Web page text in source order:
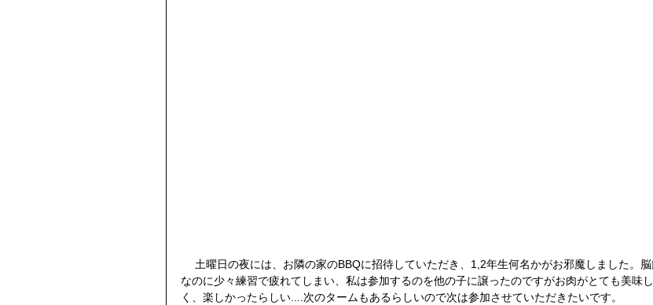
なのに少々練習で疲れてしまい、私は参加するのを他の子に譲ったのですがお肉がとても美味し
く、楽しかったらしい....次のタームもあるらしいので次は参加させていただきたいです。